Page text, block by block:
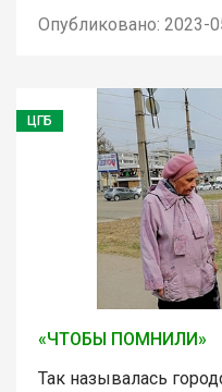
Опубликовано: 2023-
ЦГБ
«ЧТОБЫ ПОМНИЛИ»
Так называлась